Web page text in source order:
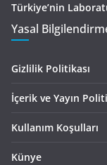
Türkiye’nin
Yasal
Gizlilik Politikası
İçerik ve Yayın
Kullanım Koşulları
Künye